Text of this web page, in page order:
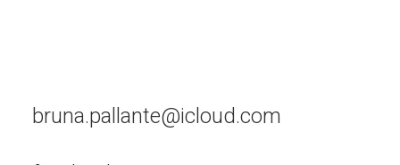
bruna.pallante@icloud.com